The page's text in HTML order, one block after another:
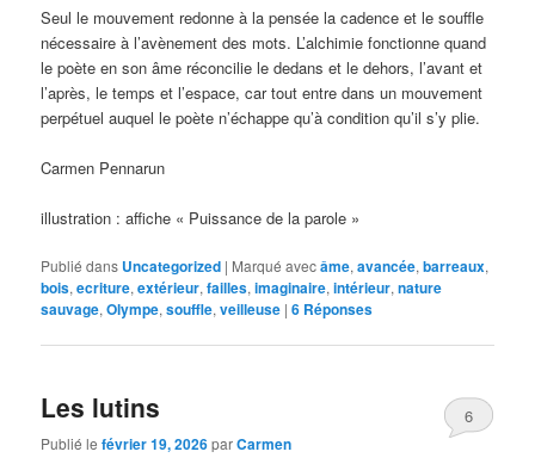
Seul le mouvement redonne à la pensée la cadence et le souffle
nécessaire à l’avènement des mots. L’alchimie fonctionne quand
le poète en son âme réconcilie le dedans et le dehors, l’avant et
l’après, le temps et l’espace, car tout entre dans un mouvement
perpétuel auquel le poète n’échappe qu’à condition qu’il s’y plie.
Carmen Pennarun
illustration : affiche « Puissance de la parole »
Publié dans Uncategorized | Marqué avecâme,avancée,barreaux,
bois,ecriture,extérieur,failles,imaginaire,intérieur,nature
sauvage,Olympe,souffle,veilleuse |6 Réponses
Les lutins
Publié lefévrier 19, 2026parCarmen
6